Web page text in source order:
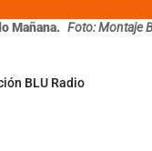
Mañana. Foto: Montaje
BLU Radio